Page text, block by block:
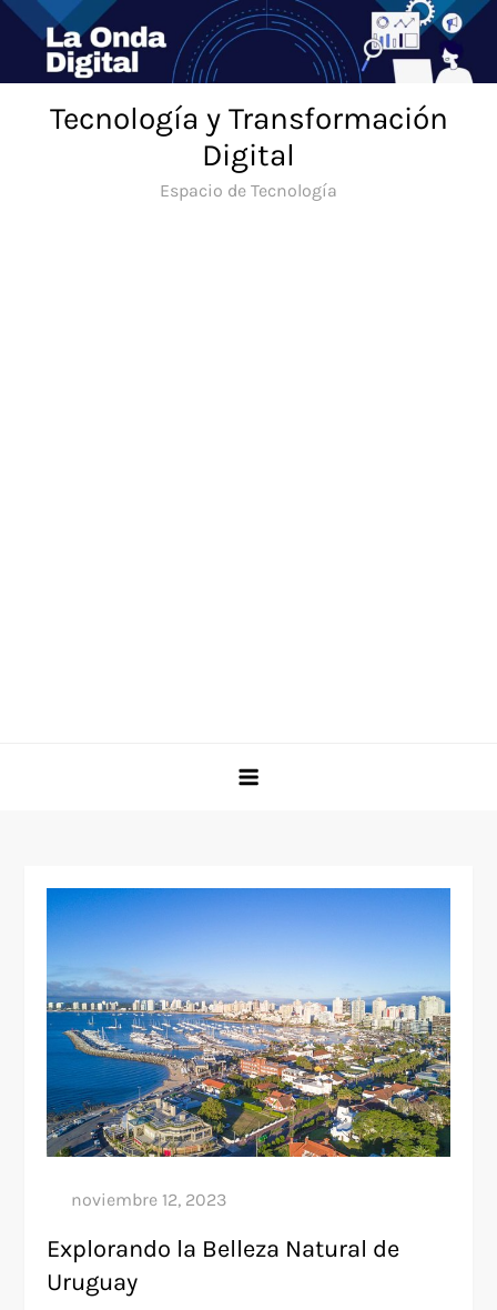
Saltar
contenido
Tecnología y Transformación
Digital
Espacio de Tecnología
Explorando la Belleza Natural de
Uruguay